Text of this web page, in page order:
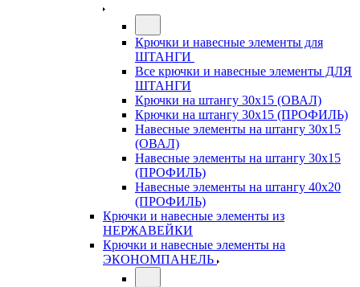
Крючки и навесные элементы для
ШТАНГИ
Все крючки и навесные элементы ДЛЯ
ШТАНГИ
Крючки на штангу 30х15 (ОВАЛ)
Крючки на штангу 30х15 (ПРОФИЛЬ)
Навесные элементы на штангу 30х15
(ОВАЛ)
Навесные элементы на штангу 30х15
(ПРОФИЛЬ)
Навесные элементы на штангу 40х20
(ПРОФИЛЬ)
Крючки и навесные элементы из
НЕРЖАВЕЙКИ
Крючки и навесные элементы на
ЭКОНОМПАНЕЛЬ